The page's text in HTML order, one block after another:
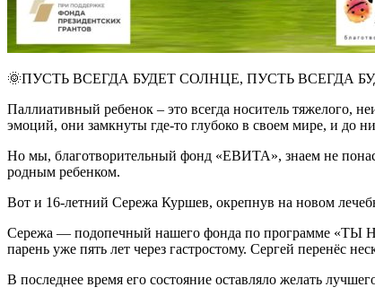
🌞ПУСТЬ ВСЕГДА БУДЕТ СОЛНЦЕ, ПУСТЬ ВСЕГДА
Паллиативный ребенок – это всегда носитель тяжелого,
эмоций, они замкнуты где-то глубоко в своем мире, и до
Но мы, благотворительный фонд «ЕВИТА», знаем не
родным ребенком.
Вот и 16-летний Сережа Куршев, окрепнув на новом
Сережа — подопечный нашего фонда по программе «ТЫ
парень уже пять лет через гастростому. Сергей перенёс
В последнее время его состояние оставляло желать